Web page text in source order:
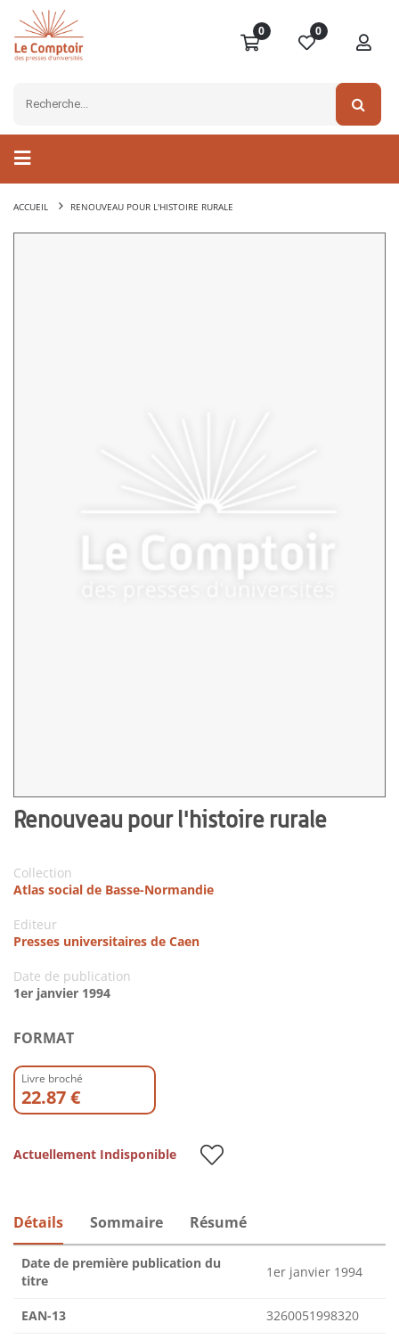
0 0
ACCUEIL RENOUVEAU POUR L'HISTOIRE RURALE
Renouveau pour l'histoire rurale
Collection
Atlas social de Basse-Normandie
Editeur
Presses universitaires de Caen
Date de publication
1er janvier 1994
FORMAT
Livre broché
22.87 €
Actuellement Indisponible
Détails Sommaire Résumé
Date de première publication du
titre
1er janvier 1994
EAN-13 3260051998320